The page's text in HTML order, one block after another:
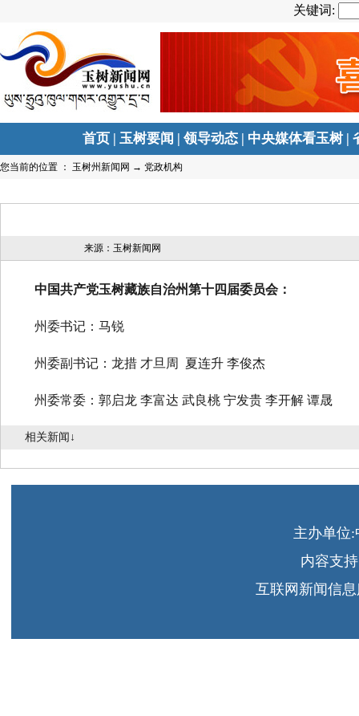
关键词:
首页 |玉树要闻 |领导动态 | 中央媒体看玉树 |
您当前的位置 ： 玉树州新闻网 → 党政机构
来源：玉树新闻网
中国共产党玉树藏族自治州第十四届委员会：
州委书记： 马锐
州委副书记：龙措 才旦周 夏连升 李俊杰
州委常委： 郭启龙 李富达 武良桃 宁发贵 李开解 谭晟
相关新闻↓
主办单位
内容支
互联网新闻信息